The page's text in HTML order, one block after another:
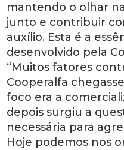
mantendo o olhar
junto e contribuir
auxílio. Esta é a
desenvolvido pela
“Muitos fatores
Cooperalfa
foco era a
depois surgiu a
necessária para
Hoje podemos nos